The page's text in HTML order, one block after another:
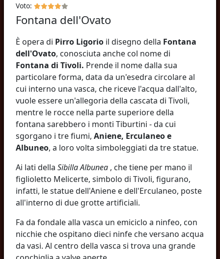
Voto:
Fontana dell'Ovato
È opera di Pirro Ligorio il disegno della Fontana
dell'Ovato, conosciuta anche col nome di
Fontana di Tivoli. Prende il nome dalla sua
particolare forma, data da un'esedra circolare al
cui interno una vasca, che riceve l'acqua dall'alto,
vuole essere un'allegoria della cascata di Tivoli,
mentre le rocce nella parte superiore della
fontana sarebbero i monti Tiburtini - da cui
sgorgano i tre fiumi, Aniene, Erculaneo e
Albuneo, a loro volta simboleggiati da tre statue.
Ai lati della Sibilla Albunea , che tiene per mano il
figlioletto Melicerte, simbolo di Tivoli, figurano,
infatti, le statue dell'Aniene e dell'Erculaneo, poste
all'interno di due grotte artificiali.
Fa da fondale alla vasca un emiciclo a ninfeo, con
nicchie che ospitano dieci ninfe che versano acqua
da vasi. Al centro della vasca si trova una grande